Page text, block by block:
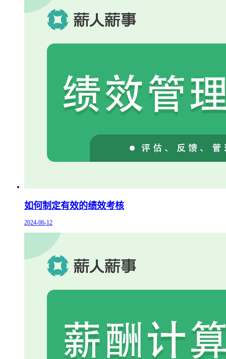
如何制定有效的绩效考核
2024-06-12